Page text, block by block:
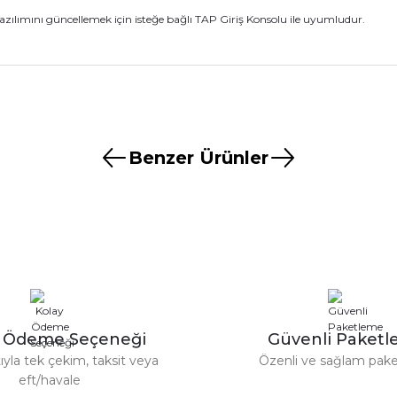
güncellemek için isteğe bağlı TAP Giriş Konsolu ile uyumludur.
Benzer Ürünler
TÜKENDİ
Ödeme Seçeneği
tek çekim, taksit veya
eft/havale
Güvenli
Özenli ve sağlam